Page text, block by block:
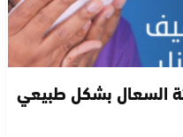
السعال بشكل طبيعي